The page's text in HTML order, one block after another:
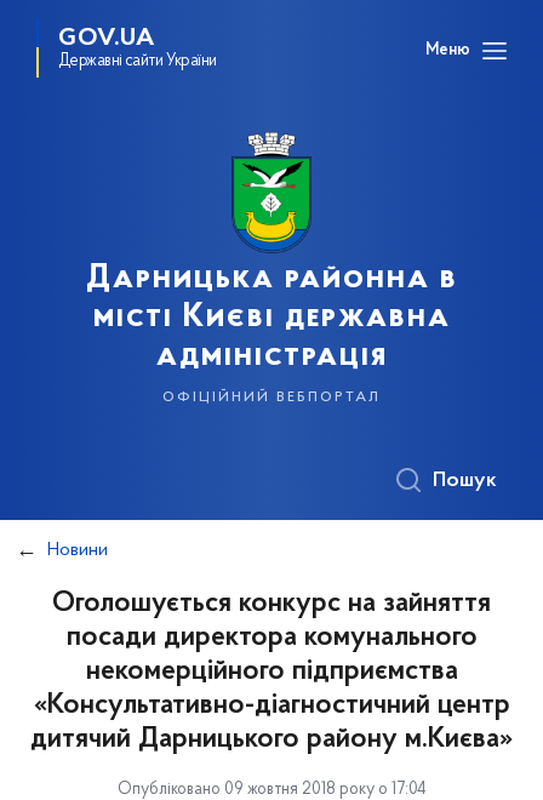
GOV.UA
Державні сайти України
Меню
Дарницька районна в
місті Києві державна
адміністрація
офіційний вебпортал
Пошук
Новини
Оголошується конкурс на зайняття
посади директора комунального
некомерційного підприємства
«Консультативно-діагностичний центр
дитячий Дарницького району м.Києва»
Опубліковано 09 жовтня 2018 року о 17:04